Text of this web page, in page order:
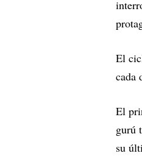
El
cada
El
gurú
su